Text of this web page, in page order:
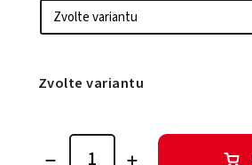
Zvolte variantu